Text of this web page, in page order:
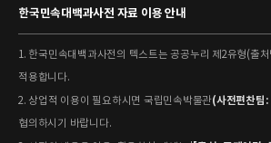
한국민속대백과사전 자료 이용 안내
1. 한국민속대백과사전의 텍스트는 공공누리 제2유형(출
적용합니다.
2. 상업적 이용이 필요하시면 국립민속박물관(사전편찬
협의하시기 바랍니다.